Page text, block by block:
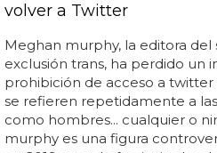
volver a Twitter
Meghan murphy, la editora del
exclusión trans, ha perdido un
prohibición de acceso a
se refieren repetidamente a
como hombres... cualquier o
murphy es una figura